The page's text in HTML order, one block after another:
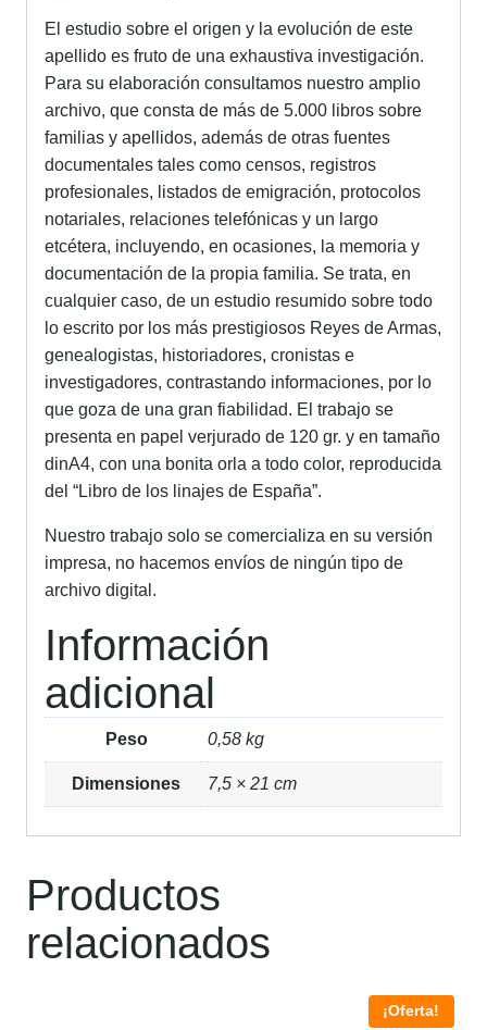
El estudio sobre el origen y la evolución de este
apellido es fruto de una exhaustiva investigación.
Para su elaboración consultamos nuestro amplio
archivo, que consta de más de 5.000 libros sobre
familias y apellidos, además de otras fuentes
documentales tales como censos, registros
profesionales, listados de emigración, protocolos
notariales, relaciones telefónicas y un largo
etcétera, incluyendo, en ocasiones, la memoria y
documentación de la propia familia. Se trata, en
cualquier caso, de un estudio resumido sobre todo
lo escrito por los más prestigiosos Reyes de Armas,
genealogistas, historiadores, cronistas e
investigadores, contrastando informaciones, por lo
que goza de una gran fiabilidad. El trabajo se
presenta en papel verjurado de 120 gr. y en tamaño
dinA4, con una bonita orla a todo color, reproducida
del “Libro de los linajes de España”.
Nuestro trabajo solo se comercializa en su versión
impresa, no hacemos envíos de ningún tipo de
archivo digital.
Información
adicional
Peso 0,58 kg
Dimensiones 7,5 × 21 cm
Productos
relacionados
¡Oferta!